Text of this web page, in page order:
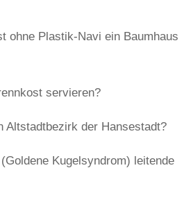
ohne Plastik-Navi ein Baumhaus
servieren?
Altstadtbezirk der Hansestadt?
Kugelsyndrom) leitende